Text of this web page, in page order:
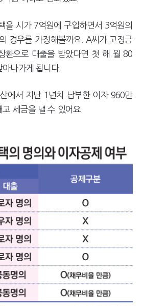
을 시가 7억원에 구입하면서 3억원의
경우를 가정해볼까요. A씨가 고정금
환으로 대출을 받았다면 첫 해 월 80
나가게 됩니다.
에서 지난 1년치 납부한 이자 960만
세금을 낼 수 있어요.